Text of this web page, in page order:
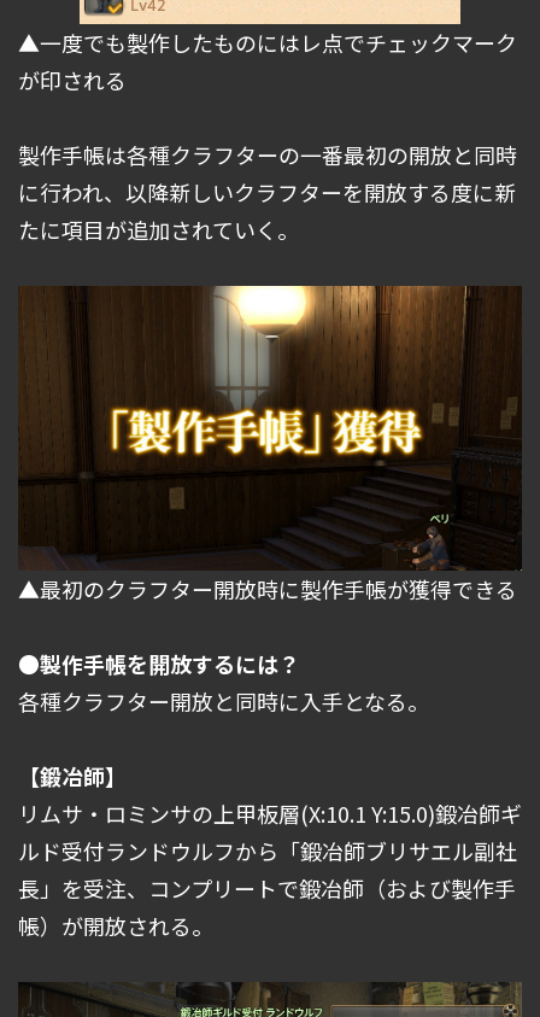
▲一度でも製作したものにはレ点でチェックマーク
が印される
製作手帳は各種クラフターの一番最初の開放と同時
に行われ、以降新しいクラフターを開放する度に新
たに項目が追加されていく。
▲最初のクラフター開放時に製作手帳が獲得できる
●製作手帳を開放するには？
各種クラフター開放と同時に入手となる。
【鍛冶師】
リムサ・ロミンサの上甲板層(X:10.1 Y:15.0)鍛冶師ギ
ルド受付ランドウルフから「鍛冶師ブリサエル副社
長」を受注、コンプリートで鍛冶師（および製作手
帳）が開放される。